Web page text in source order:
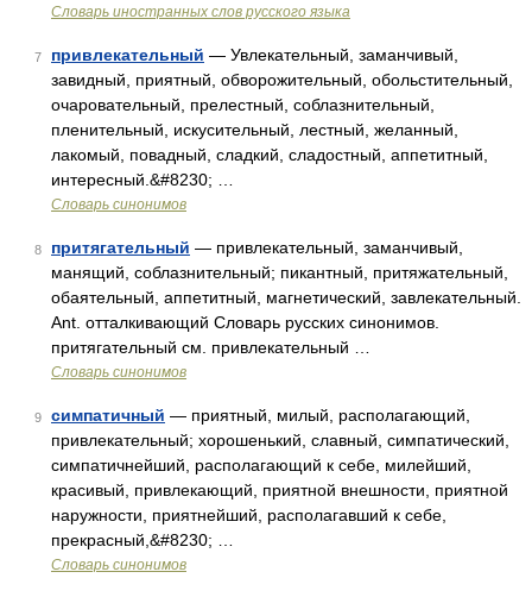
Словарь иностранных слов русского языка
7 привлекательный — Увлекательный, заманчивый,
завидный, приятный, обворожительный, обольстительный,
очаровательный, прелестный, соблазнительный,
пленительный, искусительный, лестный, желанный,
лакомый, повадный, сладкий, сладостный, аппетитный,
интересный.&#8230; …
Словарь синонимов
8 притягательный — привлекательный, заманчивый,
манящий, соблазнительный; пикантный, притяжательный,
обаятельный, аппетитный, магнетический, завлекательный.
Ant. отталкивающий Словарь русских синонимов.
притягательный см. привлекательный …
Словарь синонимов
9 симпатичный — приятный, милый, располагающий,
привлекательный; хорошенький, славный, симпатический,
симпатичнейший, располагающий к себе, милейший,
красивый, привлекающий, приятной внешности, приятной
наружности, приятнейший, располагавший к себе,
прекрасный,&#8230; …
Словарь синонимов